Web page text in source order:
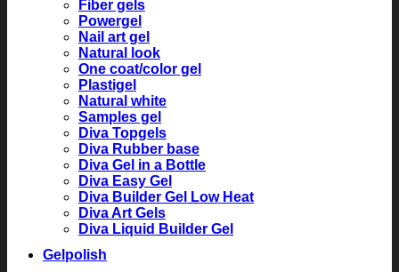
Fiber gels
Powergel
Nail art gel
Natural look
One coat/color gel
Plastigel
Natural white
Samples gel
Diva Topgels
Diva Rubber base
Diva Gel in a Bottle
Diva Easy Gel
Diva Builder Gel Low Heat
Diva Art Gels
Diva Liquid Builder Gel
Gelpolish